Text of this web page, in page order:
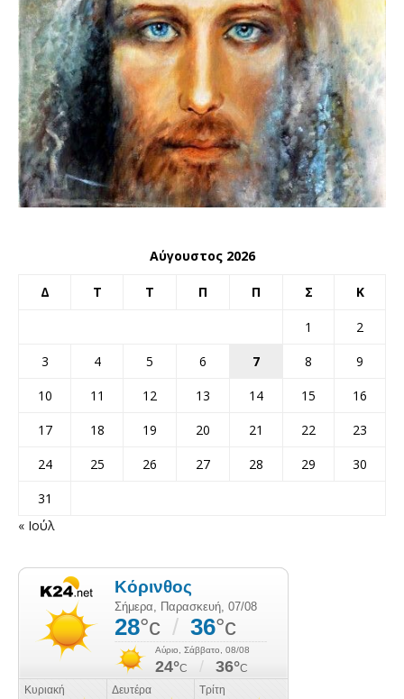
Αύγουστος 2026
Δ Τ Τ Π Π Σ Κ
1
2
3
4 5 6 7 8
9
10
11 12 13 14 15
16
17
18 19 20 21 22
23
24
25 26 27 28 29
30
31
« Ιούλ